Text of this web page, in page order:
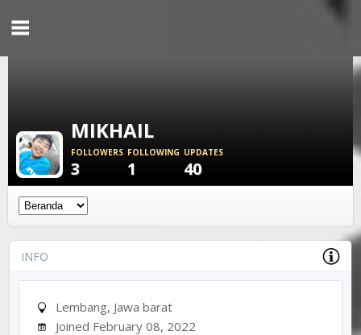
MIKHAIL
FOLLOWERS
3
FOLLOWING
1
UPDATES
40
INFO
Lembang, Jawa barat
Joined February 08, 2022